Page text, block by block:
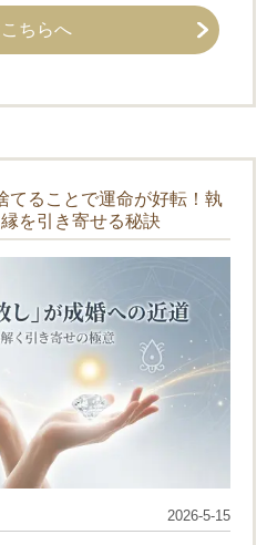
ちらへ
てることで運命が好転！執
を引き寄せる秘訣
2026-5-15